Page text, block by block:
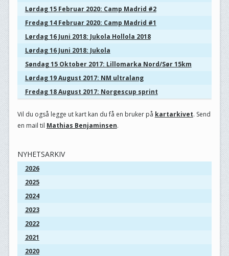
Lørdag 15 Februar 2020: Camp Madrid #2
Fredag 14 Februar 2020: Camp Madrid #1
Lørdag 16 Juni 2018: Jukola Hollola 2018
Lørdag 16 Juni 2018: Jukola
Søndag 15 Oktober 2017: Lillomarka Nord/Sør 15km
Lørdag 19 August 2017: NM ultralang
Fredag 18 August 2017: Norgescup sprint
Vil du også legge ut kart kan du få en bruker på kartarkivet. Send
en mail til Mathias Benjaminsen.
NYHETSARKIV
2026
2025
2024
2023
2022
2021
2020